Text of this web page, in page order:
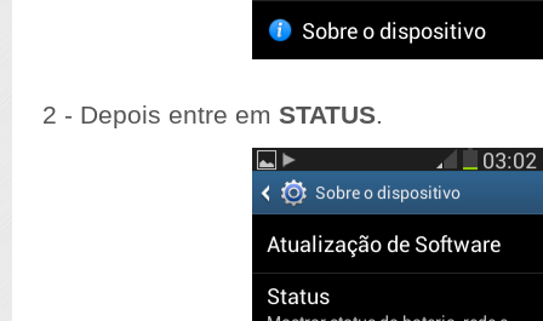
2 - Depois entre em STATUS.